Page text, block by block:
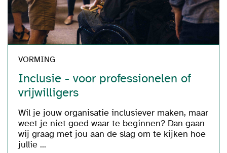
VORMING
Inclusie - voor professionelen of
vrijwilligers
Wil je jouw organisatie inclusiever maken, maar
weet je niet goed waar te beginnen? Dan gaan
wij graag met jou aan de slag om te kijken hoe
jullie ...